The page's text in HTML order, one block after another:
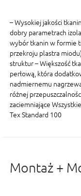
– Wysokiej jakości
dobry parametrach
wybór tkanin w formie
przekroju plastra
struktur – Większość
perłową, która
nadmiernemu
różnej
zaciemniające
Tex Standard 100
Montaż +